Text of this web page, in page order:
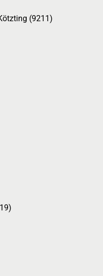
(9211)